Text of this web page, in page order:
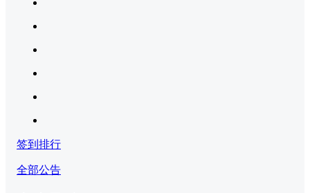
签到排行
全部公告